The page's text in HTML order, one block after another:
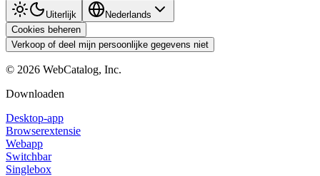
Uiterlijk
Nederlands
Cookies beheren
Verkoop of deel mijn persoonlijke gegevens niet
© 2026 WebCatalog, Inc.
Downloaden
Desktop-app
Browserextensie
Webapp
Switchbar
Singlebox